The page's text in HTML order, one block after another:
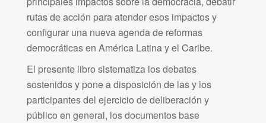
rutas de acción para atender esos impactos y
configurar una nueva agenda de reformas
democráticas en América Latina y el Caribe.
El presente libro sistematiza los debates
sostenidos y pone a disposición de las y los
participantes del ejercicio de deliberación y
público en general, los documentos base